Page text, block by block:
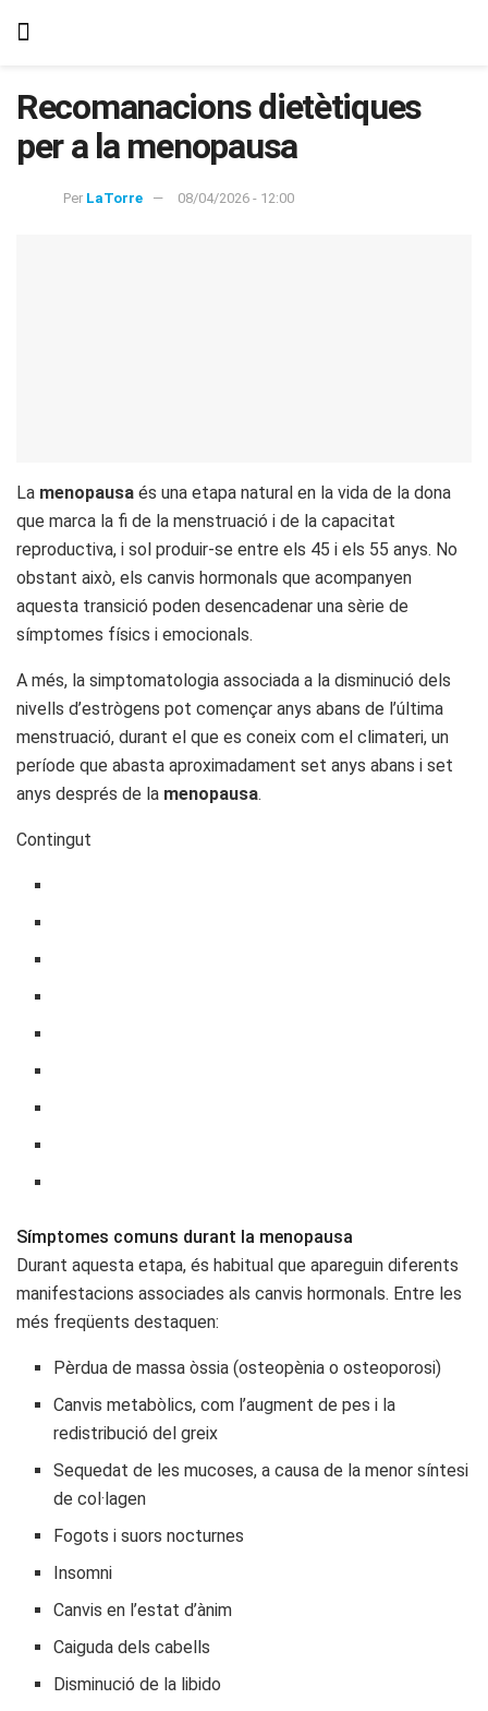
Recomanacions dietètiques
per a la menopausa
Per LaTorre 08/04/2026 - 12:00
La menopausa és una etapa natural en la vida de la dona
que marca la fi de la menstruació i de la capacitat
reproductiva, i sol produir-se entre els 45 i els 55 anys. No
obstant això, els canvis hormonals que acompanyen
aquesta transició poden desencadenar una sèrie de
símptomes físics i emocionals.
A més, la simptomatologia associada a la disminució dels
nivells d’estrògens pot començar anys abans de l’última
menstruació, durant el que es coneix com el climateri, un
període que abasta aproximadament set anys abans i set
anys després de la menopausa.
Contingut
Símptomes comuns durant la menopausa
Durant aquesta etapa, és habitual que apareguin diferents
manifestacions associades als canvis hormonals. Entre les
més freqüents destaquen:
Pèrdua de massa òssia (osteopènia o osteoporosi)
Canvis metabòlics, com l’augment de pes i la
redistribució del greix
Sequedat de les mucoses, a causa de la menor síntesi
de col·lagen
Fogots i suors nocturnes
Insomni
Canvis en l’estat d’ànim
Caiguda dels cabells
Disminució de la libido